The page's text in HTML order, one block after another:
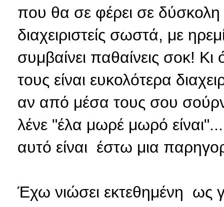
που θα σε φέρει σε
διαχειριστείς σωστά, με
συμβαίνει παθαίνεις σοκ! Κι
τους είναι ευκολότερα
αν από μέσα τους σου
λένε "έλα μωρέ μωρό
αυτό είναι έστω μια
Έχω νιώσει εκτεθημένη ως